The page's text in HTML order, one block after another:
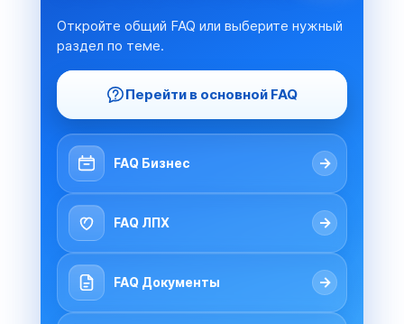
Откройте общий FAQ или выберите нужный
раздел по теме.
Перейти в основной FAQ
FAQ Бизнес →
FAQ ЛПХ →
FAQ Документы →